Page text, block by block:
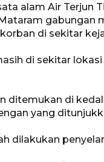
alam Air Terjun
gabungan
di sekitar
di sekitar
ditemukan di
yang
dilakukan